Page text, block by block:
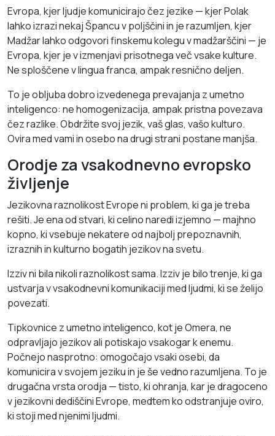
Evropa, kjer ljudje komunicirajo čez jezike — kjer Polak
lahko izrazi nekaj Špancu v poljščini in je razumljen, kjer
Madžar lahko odgovori finskemu kolegu v madžarščini — je
Evropa, kjer je v izmenjavi prisotnega več vsake kulture.
Ne sploščene v lingua franca, ampak resnično deljen.
To je obljuba dobro izvedenega prevajanja z umetno
inteligenco: ne homogenizacija, ampak pristna povezava
čez razlike. Obdržite svoj jezik, vaš glas, vašo kulturo.
Ovira med vami in osebo na drugi strani postane manjša.
Orodje za vsakodnevno evropsko
življenje
Jezikovna raznolikost Evrope ni problem, ki ga je treba
rešiti. Je ena od stvari, ki celino naredi izjemno — majhno
kopno, ki vsebuje nekatere od najbolj prepoznavnih,
izraznih in kulturno bogatih jezikov na svetu.
Izziv ni bila nikoli raznolikost sama. Izziv je bilo trenje, ki ga
ustvarja v vsakodnevni komunikaciji med ljudmi, ki se želijo
povezati.
Tipkovnice z umetno inteligenco, kot je Omera, ne
odpravljajo jezikov ali potiskajo vsakogar k enemu.
Počnejo nasprotno: omogočajo vsaki osebi, da
komunicira v svojem jeziku in je še vedno razumljena. To je
drugačna vrsta orodja — tisto, ki ohranja, kar je dragoceno
v jezikovni dediščini Evrope, medtem ko odstranjuje oviro,
ki stoji med njenimi ljudmi.